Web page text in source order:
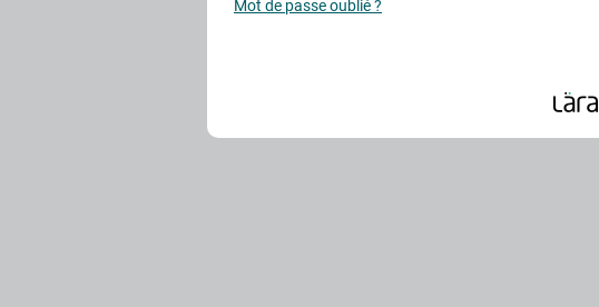
Mot de passe oublié ?